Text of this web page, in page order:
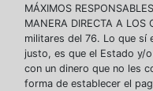
MÁXIMOS
MANERA DIRECTA A
militares del 76. Lo que sí
justo, es que el Estado y/
con un dinero que no les
forma de establecer el